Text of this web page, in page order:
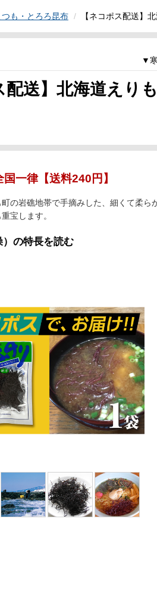
も・とろろ昆布 【ネコポス配送】
▼
配送】北海道えり
一律【送料240円】
の岩礁地帯で手摘みした、細くて柔
宝します。
の特長を読む